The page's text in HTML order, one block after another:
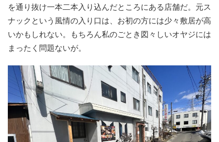
を通り抜け一本二本入り込んだところにある店舗だ。元ス
ナックという風情の入り口は、お初の方には少々敷居が高
いかもしれない。もちろん私のごとき図々しいオヤジには
まったく問題ないが。